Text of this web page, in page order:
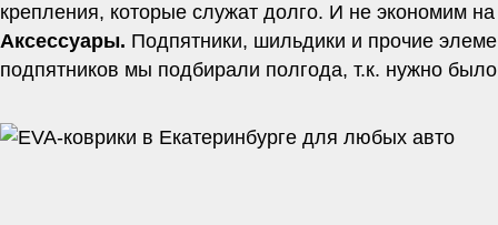
крепления, которые служат долго. И не экономим на
Аксессуары. Подпятники, шильдики и прочие
подпятников мы подбирали полгода, т.к. нужно